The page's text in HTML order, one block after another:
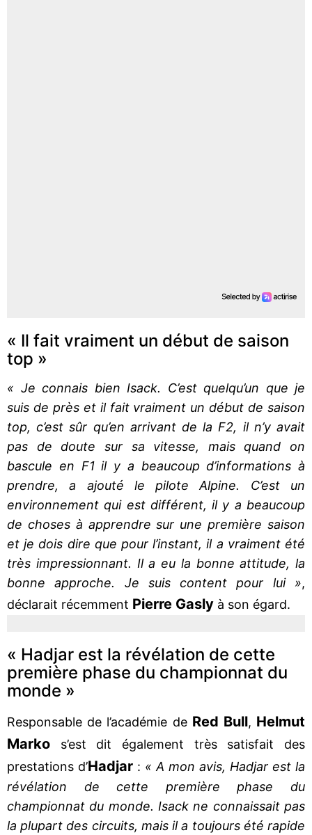
« Il fait vraiment un début de saison
top »
« Je connais bien Isack. C’est quelqu’un que je
suis de près et il fait vraiment un début de saison
top, c’est sûr qu’en arrivant de la F2, il n’y avait
pas de doute sur sa vitesse, mais quand on
bascule en F1 il y a beaucoup d’informations à
prendre, a ajouté le pilote Alpine. C’est un
environnement qui est différent, il y a beaucoup
de choses à apprendre sur une première saison
et je dois dire que pour l’instant, il a vraiment été
très impressionnant. Il a eu la bonne attitude, la
bonne approche. Je suis content pour lui »,
déclarait récemment Pierre Gasly à son égard.
« Hadjar est la révélation de cette
première phase du championnat du
monde »
Responsable de l’académie de Red Bull, Helmut
Marko s’est dit également très satisfait des
prestations d’Hadjar : « A mon avis, Hadjar est la
révélation de cette première phase du
championnat du monde. Isack ne connaissait pas
la plupart des circuits, mais il a toujours été rapide